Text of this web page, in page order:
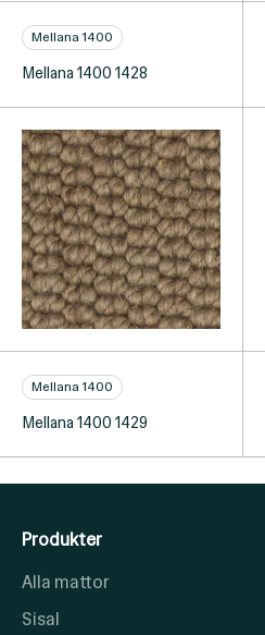
Mellana 1400
Mellana 1400 1428
Mellana 1400
Mellana 1400 1429
Produkter
Alla mattor
Sisal